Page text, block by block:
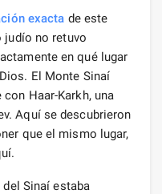
exacta de este
judío no retuvo
en qué lugar
El Monte Sinaí
Haar-Karkh, una
Aquí se descubrieron
que el mismo lugar,
Sinaí estaba